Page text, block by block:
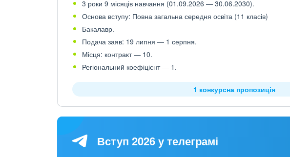
3 роки 9 місяців навчання (01.09.2026 — 30.06.2030).
Основа вступу: Повна загальна середня освіта (11 класів)
Бакалавр.
Подача заяв: 19 липня — 1 серпня.
Місця: контракт — 10.
Регіональний коефіцієнт — 1.
1 конкурсна пропозиція
Вступ 2026 у телеграмі